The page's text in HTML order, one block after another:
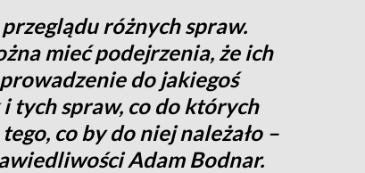
różnych spraw.
mieć podejrzenia, że ich
do jakiegoś
tych spraw, co do których
co by do niej należało –
Adam Bodnar.